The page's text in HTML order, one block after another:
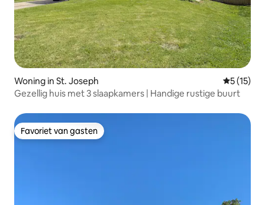
Woning in St. Joseph
5 (15)
Gezellig huis met 3 slaapkamers | Handige rustige buurt
Favoriet van gasten
Favoriet van gasten